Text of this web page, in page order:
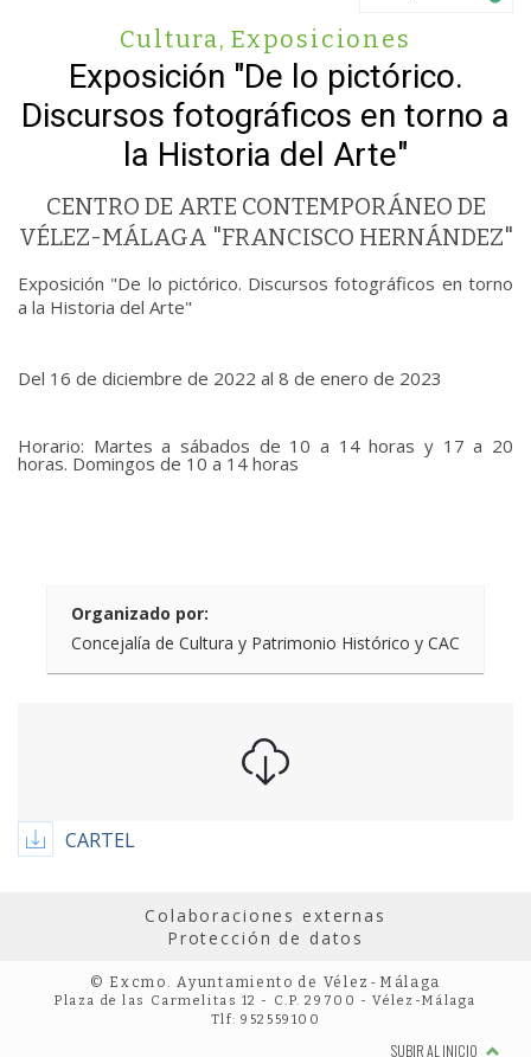
Cultura, Exposiciones
Exposición "De lo pictórico.
Discursos fotográficos en torno a
la Historia del Arte"
CENTRO DE ARTE CONTEMPORÁNEO DE
VÉLEZ-MÁLAGA "FRANCISCO HERNÁNDEZ"
Exposición "De lo pictórico. Discursos fotográficos en torno
a la Historia del Arte"
Del 16 de diciembre de 2022 al 8 de enero de 2023
Horario: Martes a sábados de 10 a 14 horas y 17 a 20
horas. Domingos de 10 a 14 horas
Organizado por:
Concejalía de Cultura y Patrimonio Histórico y CAC
CARTEL
Colaboraciones externas
Protección de datos
© Excmo. Ayuntamiento de Vélez-Málaga
Plaza de las Carmelitas 12 - C.P. 29700 - Vélez-Málaga
Tlf: 952559100
SUBIR AL INICIO